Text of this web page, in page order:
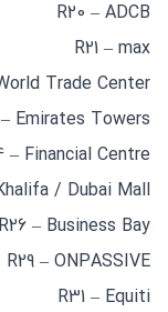
R20 – ADCB
R21 – max
Trade Center
Emirates Towers
– Financial Centre
/ Dubai Mall
R26 – Business Bay
R29 – ONPASSIVE
R31 – Equiti